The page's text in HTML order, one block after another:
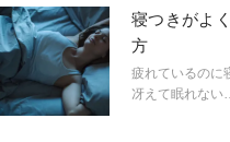
そうだ。全体的
それに加えて、
だ。
寝つきがよ
方
疲れているのに
冴えて眠れない